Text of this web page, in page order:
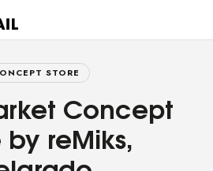
STORE
Concept
by reMiks,